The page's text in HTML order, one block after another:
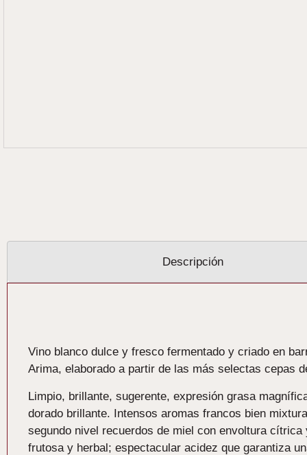
Descripción
Vino blanco dulce y fresco fermentado y criado en
Arima, elaborado a partir de las más selectas cepas
Limpio, brillante, sugerente, expresión grasa
dorado brillante. Intensos aromas francos bien
segundo nivel recuerdos de miel con envoltura
frutosa y herbal; espectacular acidez que garantiza